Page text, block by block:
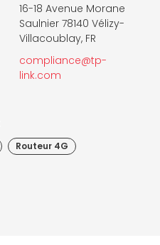
16-18 Avenue Morane
Saulnier 78140 Vélizy-
Villacoublay, FR
compliance@tp-
link.com
Routeur 4G